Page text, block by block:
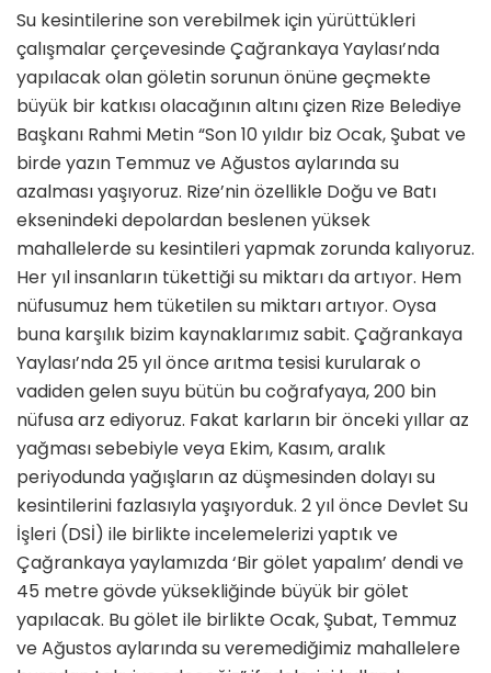
Su kesintilerine son verebilmek için yürüttükleri
çalışmalar çerçevesinde Çağrankaya Yaylası’nda
yapılacak olan göletin sorunun önüne geçmekte
büyük bir katkısı olacağının altını çizen Rize Belediye
Başkanı Rahmi Metin “Son 10 yıldır biz Ocak, Şubat ve
birde yazın Temmuz ve Ağustos aylarında su
azalması yaşıyoruz. Rize’nin özellikle Doğu ve Batı
eksenindeki depolardan beslenen yüksek
mahallelerde su kesintileri yapmak zorunda kalıyoruz.
Her yıl insanların tükettiği su miktarı da artıyor. Hem
nüfusumuz hem tüketilen su miktarı artıyor. Oysa
buna karşılık bizim kaynaklarımız sabit. Çağrankaya
Yaylası’nda 25 yıl önce arıtma tesisi kurularak o
vadiden gelen suyu bütün bu coğrafyaya, 200 bin
nüfusa arz ediyoruz. Fakat karların bir önceki yıllar az
yağması sebebiyle veya Ekim, Kasım, aralık
periyodunda yağışların az düşmesinden dolayı su
kesintilerini fazlasıyla yaşıyorduk. 2 yıl önce Devlet Su
İşleri (DSİ) ile birlikte incelemelerizi yaptık ve
Çağrankaya yaylamızda ‘Bir gölet yapalım’ dendi ve
45 metre gövde yüksekliğinde büyük bir gölet
yapılacak. Bu gölet ile birlikte Ocak, Şubat, Temmuz
ve Ağustos aylarında su veremediğimiz mahallelere